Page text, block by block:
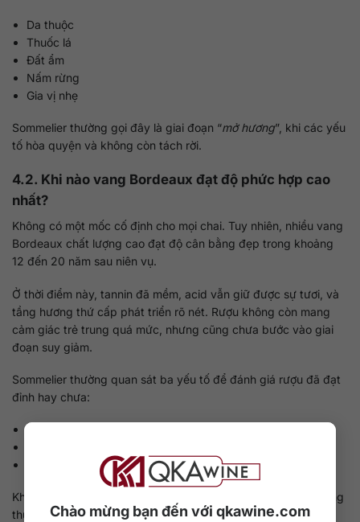
Chào mừng bạn đến với qkawine.com
Da thuộc
Thuốc lá
Đất ẩm
Nấm rừng
Gia vị nhẹ
Sommelier thường gọi đây là giai đoạn “mở hương”, khi các yếu
tố hòa quyện và không còn tách rời.
4.2. Khi nào vang Bordeaux đạt độ phức hợp cao
nhất?
Không có một mốc cố định cho mọi chai. Tuy nhiên, nhiều vang
Bordeaux chất lượng cao đạt độ cân bằng đẹp trong khoảng
12 đến 20 năm sau niên vụ.
Ở thời điểm này, tannin đã mềm, acid vẫn giữ được sự tươi, và
tầng hương thứ cấp phát triển rõ nét. Rượu không còn mang
cảm giác trẻ trung quá mức, nhưng cũng chưa bước vào giai
đoạn suy giảm.
Sommelier thường quan sát ba yếu tố để đánh giá rượu đã đạt
đỉnh hay chưa:
Cấu trúc đã liền mạch chưa
Hương có đa tầng và ổn định hay không
Khi cả ba yếu tố cùng xuất hiện, đó thường là giai đoạn thưởng
thức lý tưởng.